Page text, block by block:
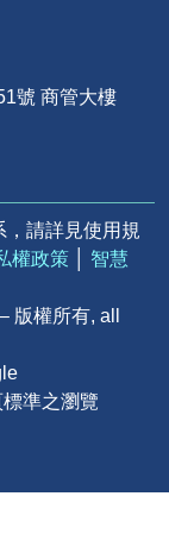
號 商管大樓
請詳見使用規
權政策
智慧
版權所有, all
準之瀏覽